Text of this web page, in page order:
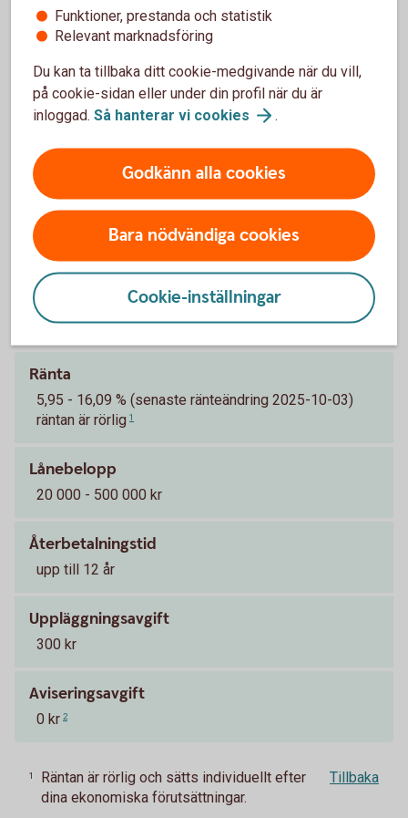
i din ekonomi att betala kostnaderna som är
förknippade med lånet. Du får inte ha några
betalningsanmärkningar.
Vad får jag för ränta?
Räntan är rörlig och mellan 5,95 - 16,09 % (senaste
efter dina ekonomiska förutsättningar.
Pris och ränta Privatlån
Ränta
5,95 - 16,09 % (senaste ränteändring 2025-10-03)
räntan är rörlig 1
Lånebelopp
20 000 - 500 000 kr
Återbetalningstid
upp till 12 år
Uppläggningsavgift
300 kr
Aviseringsavgift
0 kr 2
1
Räntan är rörlig och sätts individuellt efter
dina ekonomiska förutsättningar.
Tillbaka
Funktioner, prestanda och statistik
Relevant marknadsföring
Du kan ta tillbaka ditt cookie-medgivande när du vill,
på cookie-sidan eller under din profil när du är
inloggad. Så hanterar vi cookies .
Godkänn alla cookies
Bara nödvändiga cookies
Cookie-inställningar